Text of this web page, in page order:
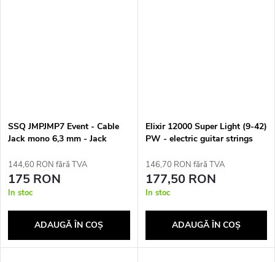
SSQ JMPJMP7 Event - Cable
Jack mono 6,3 mm - Jack
144,60 RON fără TVA
175 RON
In stoc
ADAUGĂ ÎN COŞ
Elixir 12000 Super Light (9-42)
PW - electric guitar strings
146,70 RON fără TVA
177,50 RON
In stoc
ADAUGĂ ÎN COŞ